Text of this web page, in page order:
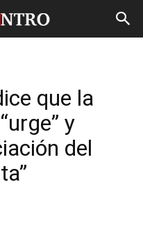
que la
y
del